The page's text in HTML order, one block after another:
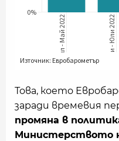
Това, което
заради времевия
промяна в
Министерството